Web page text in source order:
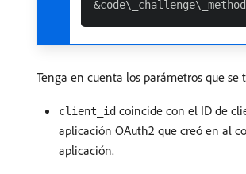
Tenga en cuenta los parámetros que se
client_id coincide con el ID de
aplicación OAuth2 que creó en al
aplicación.